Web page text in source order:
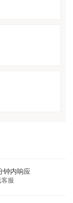
钟内响应
服